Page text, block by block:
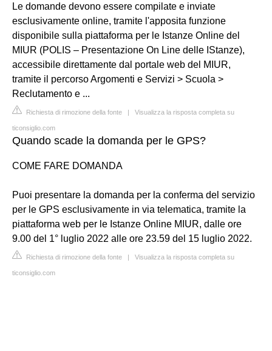
Le domande devono essere compilate e inviate
esclusivamente online, tramite l'apposita funzione
disponibile sulla piattaforma per le Istanze Online del
MIUR (POLIS – Presentazione On Line delle IStanze),
accessibile direttamente dal portale web del MIUR,
tramite il percorso Argomenti e Servizi > Scuola >
Reclutamento e ...
Richiesta di rimozione della fonte | Visualizza la risposta completa su
ticonsiglio.com
Quando scade la domanda per le GPS?
COME FARE DOMANDA
Puoi presentare la domanda per la conferma del servizio
per le GPS esclusivamente in via telematica, tramite la
piattaforma web per le Istanze Online MIUR, dalle ore
9.00 del 1° luglio 2022 alle ore 23.59 del 15 luglio 2022.
Richiesta di rimozione della fonte | Visualizza la risposta completa su
ticonsiglio.com